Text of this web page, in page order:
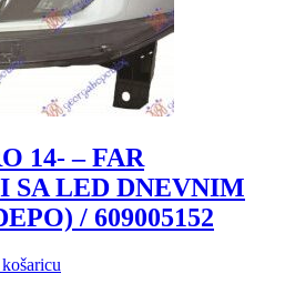
14- – FAR
SA LED DNEVNIM
/ 609005152